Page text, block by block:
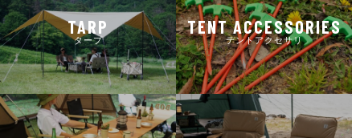
TARP
タープ
TENT ACCESSORIES
テントアクセサリ